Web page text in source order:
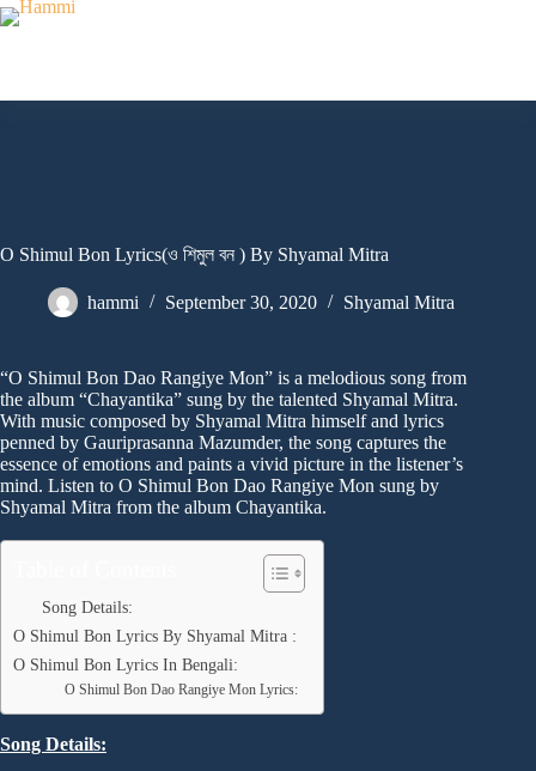
Skip
to
O Shimul Bon Lyrics(ও শিমুল বন ) By Shyamal Mitra
hammi September 30, 2020 Shyamal Mitra
“O Shimul Bon Dao Rangiye Mon” is a melodious song from
the album “Chayantika” sung by the talented Shyamal Mitra.
With music composed by Shyamal Mitra himself and lyrics
penned by Gauriprasanna Mazumder, the song captures the
essence of emotions and paints a vivid picture in the listener’s
mind. Listen to O Shimul Bon Dao Rangiye Mon sung by
Shyamal Mitra from the album Chayantika.
Song Details:
O Shimul Bon Lyrics By Shyamal Mitra :
O Shimul Bon Lyrics In Bengali:
O Shimul Bon Dao Rangiye Mon Lyrics:
Song Details: